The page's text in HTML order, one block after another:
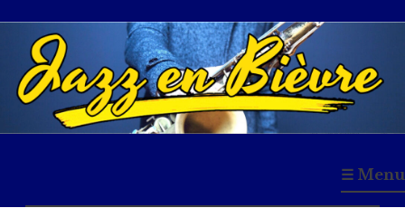
Accéder
contenu
principal
☰ Menu